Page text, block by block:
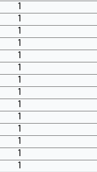
1
1
1
1
1
1
1
1
1
1
1
1
1
1